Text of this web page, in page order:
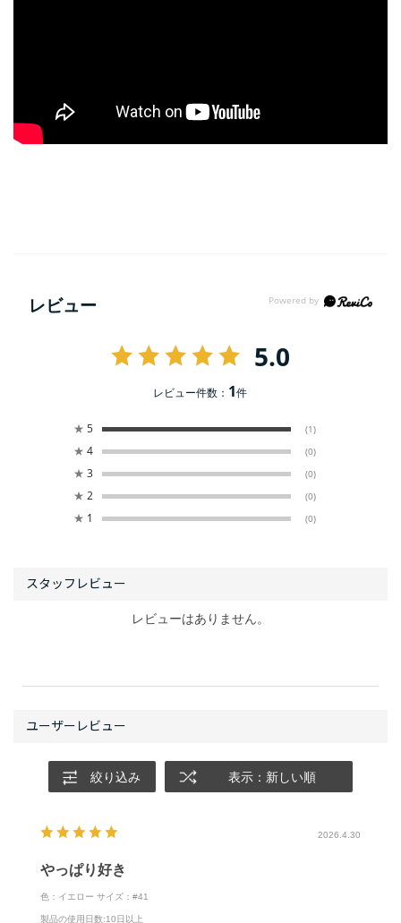
レビュー
5.0
レビュー件数： 1件
★ 5 (1)
★ 4 (0)
★ 3 (0)
★ 2 (0)
★ 1 (0)
絞り込み 表示：新しい順
2026.4.30
やっぱり好き
色：イエロー サイズ：#41
製品の使用日数:10日以上
レビューはありません。